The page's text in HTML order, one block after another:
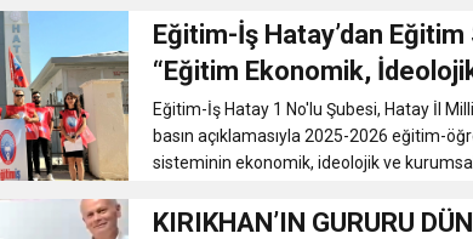
3:47 Belediye Başkanı İbrahim Gül, Cumhuriyet, Türk
6:19 HBB BAŞKANI ÖNTÜRK’ÜN CUMHURİYET BAYRAMI
17:36
Eğitim-İş Hatay’dan
“Eğitim Ekonomik,
Altında”
Eğitim-İş Hatay 1 No'lu Şubesi, Hatay İl
basın açıklamasıyla 2025-2026 eğitim-
sisteminin ekonomik, ideolojik ve kurumsal
KIRIKHAN’IN GURURU